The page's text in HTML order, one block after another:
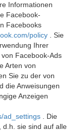
Informationen
Facebook-
Facebooks
policy
. Sie
Ihrer
Facebook-Ads
Arten von
Sie zu der von
die Anweisungen
Anzeigen
ad_settings
. Die
d.h. sie sind auf alle